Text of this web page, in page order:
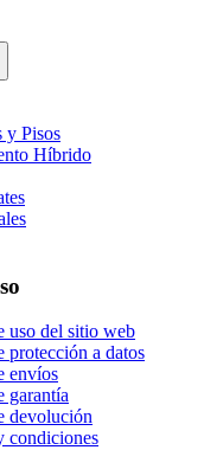
y Pisos
Híbrido
uso del sitio web
protección a datos
envíos
garantía
devolución
condiciones